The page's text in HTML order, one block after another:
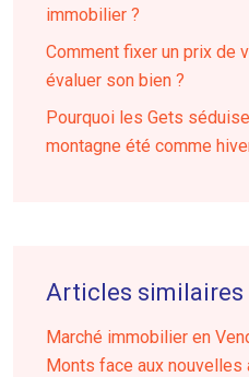
immobilier ?
Comment fixer un prix de
évaluer son bien ?
Pourquoi les Gets
montagne été comme
Articles similaires
Marché immobilier en
Monts face aux